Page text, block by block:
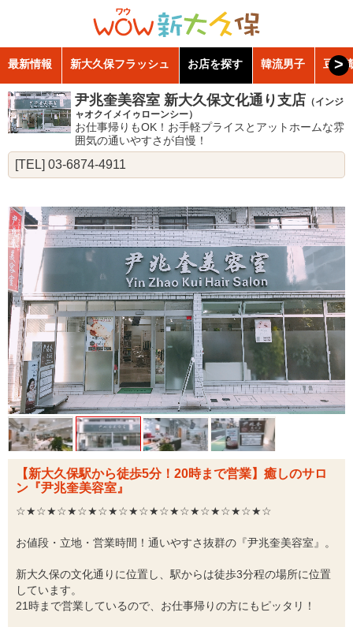
最新情報 新大久保フラッシュ お店を探す 韓流男子 豆知
>
尹兆奎美容室 新大久保文化通り支店 （インジ
ャオクイメイゥローンシー）
お仕事帰りもOK！お手軽プライスとアットホームな雰
囲気の通いやすさが自慢！
[TEL] 03-6874-4911
【新大久保駅から徒歩5分！20時まで営業】癒しのサロ
ン『尹兆奎美容室』
☆★☆★☆★☆★☆★☆★☆★☆★☆★☆★☆★☆★☆
お値段・立地・営業時間！通いやすさ抜群の『尹兆奎美容室』。
新大久保の文化通りに位置し、駅からは徒歩3分程の場所に位置
しています。
21時まで営業しているので、お仕事帰りの方にもピッタリ！